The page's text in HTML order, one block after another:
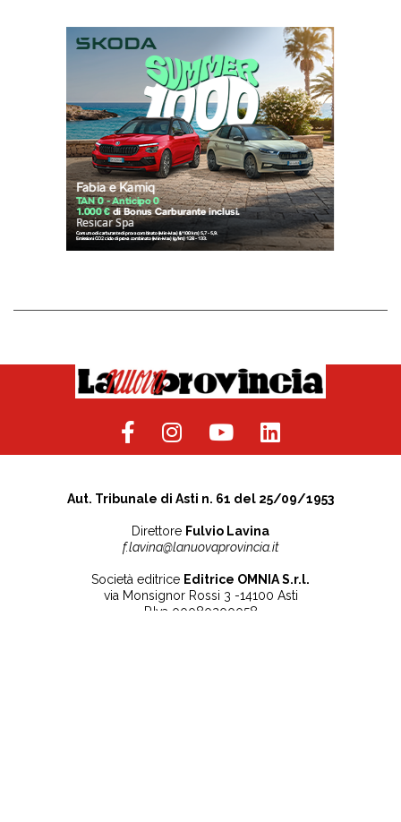
Aut. Tribunale di Asti n. 61 del 25/09/1953
Direttore Fulvio Lavina
f.lavina@lanuovaprovincia.it
Società editrice Editrice OMNIA S.r.l.
via Monsignor Rossi 3 -14100 Asti
P.Iva 00080200058